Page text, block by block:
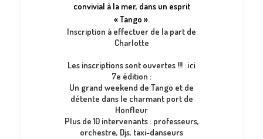
convivial à la mer, dans un esprit
« Tango ».
Inscription à effectuer de la part de
Charlotte
Les inscriptions sont ouvertes !!! : ici
7e édition :
Un grand weekend de Tango et de
détente dans le charmant port de
Honfleur
Plus de 10 intervenants : professeurs,
orchestre, Djs, taxi-danseurs